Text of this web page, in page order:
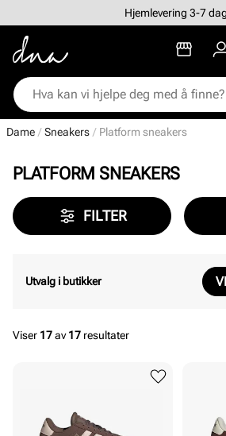
Hjemlevering 3-7
Dame Sneakers Platform sneakers
PLATFORM SNEAKERS
FILTER
Utvalg i butikker
Viser 17av17 resultater